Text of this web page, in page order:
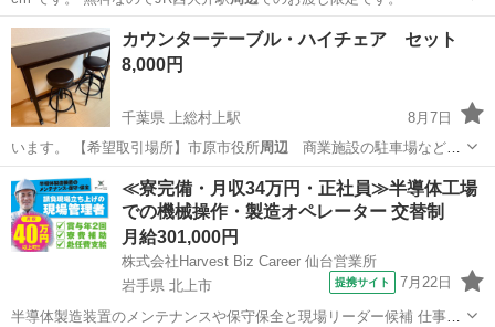
東京 品川区 西大井駅 アクセサリー
カウンターテーブル・ハイチェア セット
8,000円
千葉県 上総村上駅
8月7日
います。 【希望取引場所】市原市役所周辺商業施設の駐車場など
【希望取引日時…
千葉 市原市 上総村上駅 ダイニングセット
≪寮完備・月収34万円・正社員≫半導体工場
での機械操作・製造オペレーター 交替制
月給301,000円
株式会社Harvest Biz Career 仙台営業所
岩手県 北上市
提携サイト 7月22日
半導体製造装置のメンテナンスや保守保全と現場リーダー候補 仕事内